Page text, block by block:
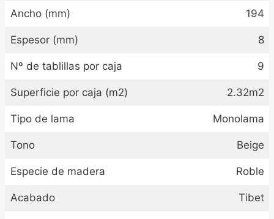
Ancho (mm) 194
Espesor (mm) 8
Nº de tablillas por caja 9
Superficie por caja (m2) 2.32m2
Tipo de lama Monolama
Tono Beige
Especie de madera Roble
Acabado Tibet